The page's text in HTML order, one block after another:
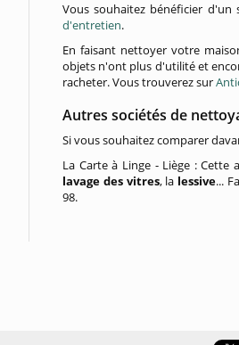
Vous souhaitez bénéficier
d'entretien.
En faisant nettoyer votre
objets n'ont plus d'utilité et
racheter. Vous trouverez sur
Autres sociétés de
Si vous souhaitez comparer
La Carte à Linge - Liège :
lavage des vitres, la lessive...
98.